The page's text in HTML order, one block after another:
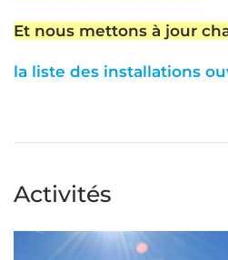
Et nous mettons à jour
la liste des installations
Activités